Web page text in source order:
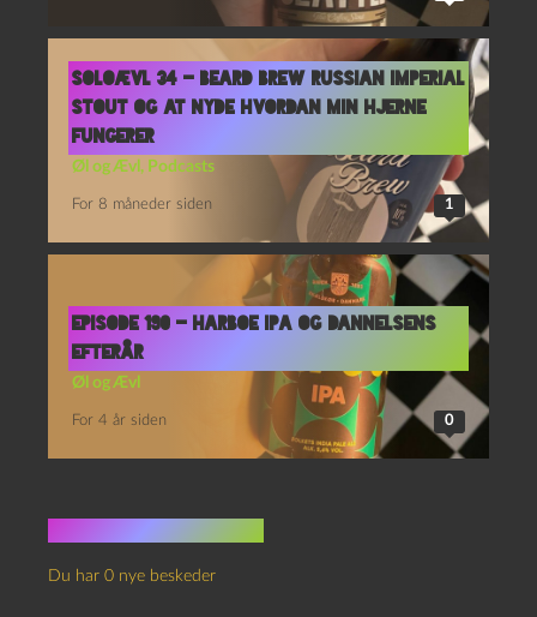
Soloævl 34 – Beard Brew Russian Imperial
Stout og At nyde hvordan min hjerne
fungerer
Øl og Ævl , Podcasts
For 8 måneder siden 1
Episode 190 – Harboe IPA og Dannelsens
Efterår
Øl og Ævl
For 4 år siden 0
Du har 0 nye beskeder